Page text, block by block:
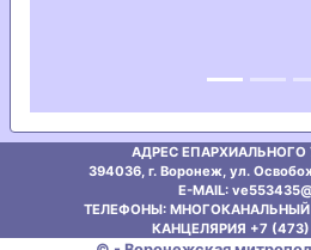
АДРЕС ЕПАРХИАЛЬНОГО
394036, г. Воронеж, ул.
E-MAIL:
ТЕЛЕФОНЫ: МНОГОКАНАЛЬНЫЙ
КАНЦЕЛЯРИЯ +7 (473)